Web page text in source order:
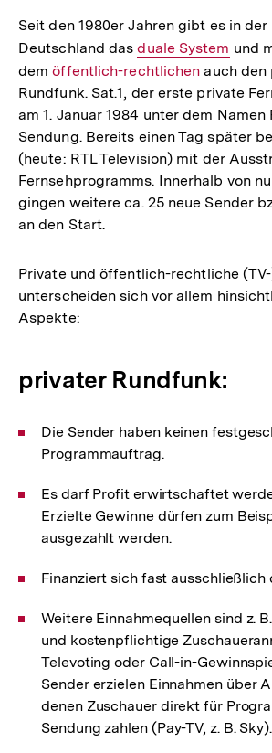
Seit den 1980er Jahren gibt es in
Deutschland dasInterner
Link:
duale System und
demInterner
Link:
öffentlich-rechtlichen auch den
Rundfunk. Sat.1, der erste private
am 1. Januar 1984 unter dem Namen
Sendung. Bereits einen Tag später
(heute: RTL Television) mit der
Fernsehprogramms. Innerhalb von
gingen weitere ca. 25 neue Sender
an den Start.
Private und öffentlich-rechtliche
unterscheiden sich vor allem
Aspekte:
privater Rundfunk:
Die Sender haben keinen
Programmauftrag.
Es darf Profit erwirtschaftet
Erzielte Gewinne dürfen zum
ausgezahlt werden.
Finanziert sich fast ausschließlich
Weitere Einnahmequellen sind z.
und kostenpflichtige
Televoting oder Call-in-
Sender erzielen Einnahmen über
denen Zuschauer direkt für
Sendung zahlen (Pay-TV, z. B. Sky).